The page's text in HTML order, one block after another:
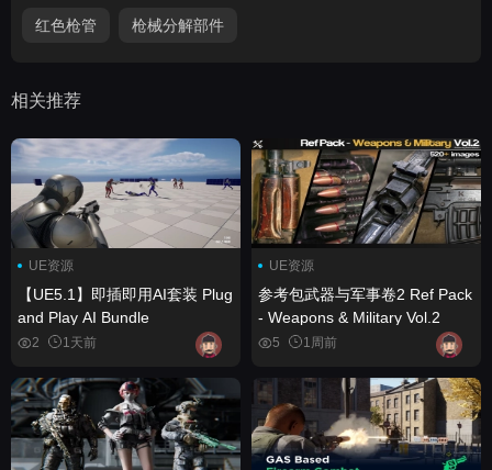
红色枪管 枪械分解部件
相关推荐
UE资源
【UE5.1】即插即用AI套装 Plug
and Play AI Bundle
2 1天前
UE资源
参考包武器与军事卷2 Ref Pack
- Weapons & Military Vol.2
5 1周前